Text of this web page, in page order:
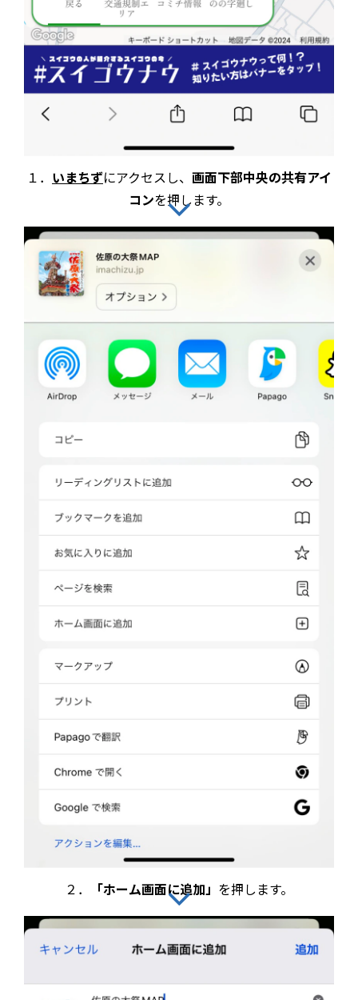
１． いまちずにアクセスし、 画面下部中央の共有アイ
コンを押します。
２． 「ホーム画面に追加」 を押します。